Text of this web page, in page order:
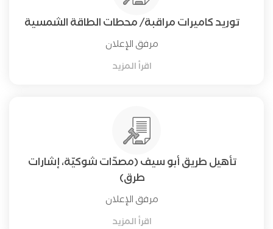
توريد كاميرات مراقبة/ محطات الطاقة الشمسية
مرفق الإعلان
اقرأ المزيد
تأهيل طريق أبو سيف (مصدّات شوكيّة، إشارات
طرق)
مرفق الإعلان
اقرأ المزيد